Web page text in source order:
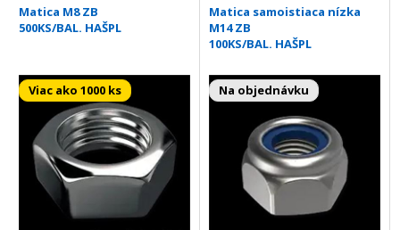
Matica M8 ZB
500KS/BAL. HAŠPL
Viac ako 1000 ks
Matica samoistiaca nízka
M14 ZB
100KS/BAL. HAŠPL
Na objednávku